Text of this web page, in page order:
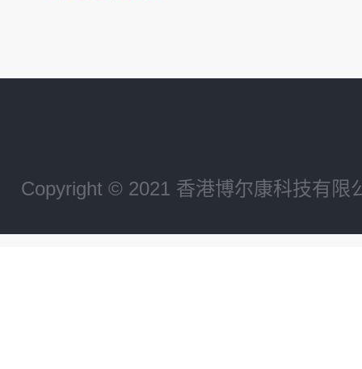
Copyright © 2021 香港博尔康科技有